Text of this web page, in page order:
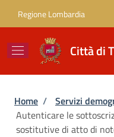
Regione Lombardia
Città di
Briciole di
Home / Servizi
Autenticare le
sostitutive di atto di